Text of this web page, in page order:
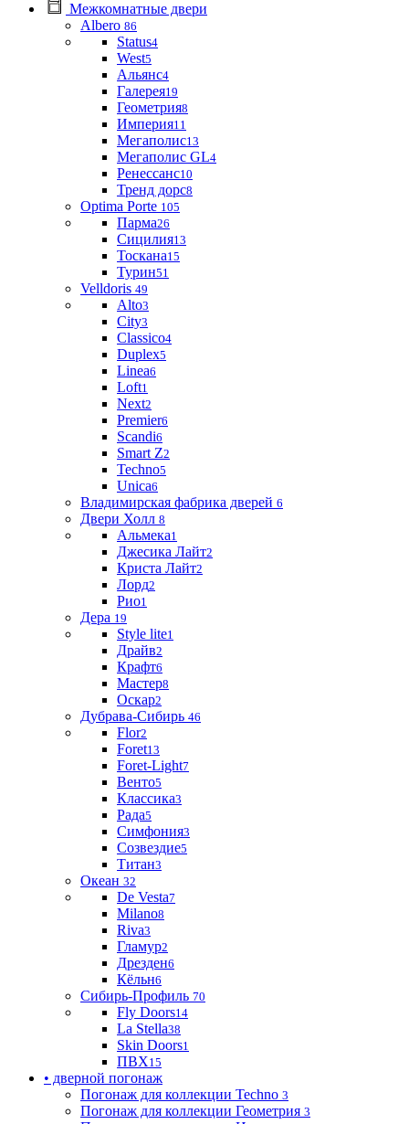
Межкомнатные двери
Albero 86
Status4
West5
Альянс4
Галерея19
Геометрия8
Империя11
Мегаполис13
Мегаполис GL4
Ренессанс10
Тренд дорс8
Optima Porte 105
Парма26
Сицилия13
Тоскана15
Турин51
Velldoris 49
Alto3
City3
Classico4
Duplex5
Linea6
Loft1
Next2
Premier6
Scandi6
Smart Z2
Techno5
Unica6
Владимирская фабрика дверей 6
Двери Холл 8
Альмека1
Джесика Лайт2
Криста Лайт2
Лорд2
Рио1
Дера 19
Style lite1
Драйв2
Крафт6
Мастер8
Оскар2
Дубрава-Сибирь 46
Flor2
Foret13
Foret-Light7
Венто5
Классика3
Рада5
Симфония3
Созвездие5
Титан3
Океан 32
De Vesta7
Milano8
Riva3
Гламур2
Дрезден6
Кёльн6
Сибирь-Профиль 70
Fly Doors14
La Stella38
Skin Doors1
ПВХ15
• дверной погонаж
Погонаж для коллекции Techno 3
Погонаж для коллекции Геометрия 3